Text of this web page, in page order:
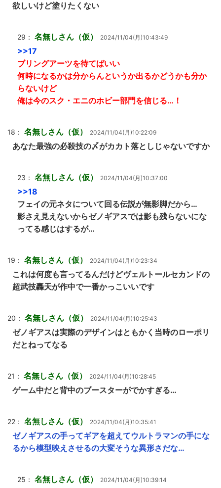
欲しいけど塗りたくない
29： 名無しさん（仮） 2024/11/04(月)10:43:49
>>17
ブリングアーツを待てばいい
何時になるかは分からんというか出るかどうかも分か
らないけど
俺は今のスク・エニのホビー部門を信じる…！
18： 名無しさん（仮） 2024/11/04(月)10:22:09
あなた最強の必殺技の〆がカカト落としじゃないですか
23： 名無しさん（仮） 2024/11/04(月)10:37:00
>>18
フェイの元ネタについて回る伝説が無影脚だから…
影さえ見えないからゼノギアスでは影も残らないにな
ってる感じはするが…
19： 名無しさん（仮） 2024/11/04(月)10:23:34
これは何度も言ってるんだけどヴェルトールセカンドの
超武技轟天が作中で一番かっこいいです
20： 名無しさん（仮） 2024/11/04(月)10:25:43
ゼノギアスは実際のデザインはともかく当時のローポリ
だとねってなる
21： 名無しさん（仮） 2024/11/04(月)10:28:45
ゲーム中だと背中のブースターがでかすぎる…
22： 名無しさん（仮） 2024/11/04(月)10:35:41
ゼノギアスの手ってギアを超えてウルトラマンの手にな
るから模型映えさせるの大変そうな異形さだな…
25： 名無しさん（仮） 2024/11/04(月)10:39:14